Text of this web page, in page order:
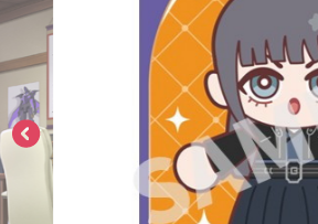
プレミアム会員とは
電音部
鉄拳
太鼓の達人